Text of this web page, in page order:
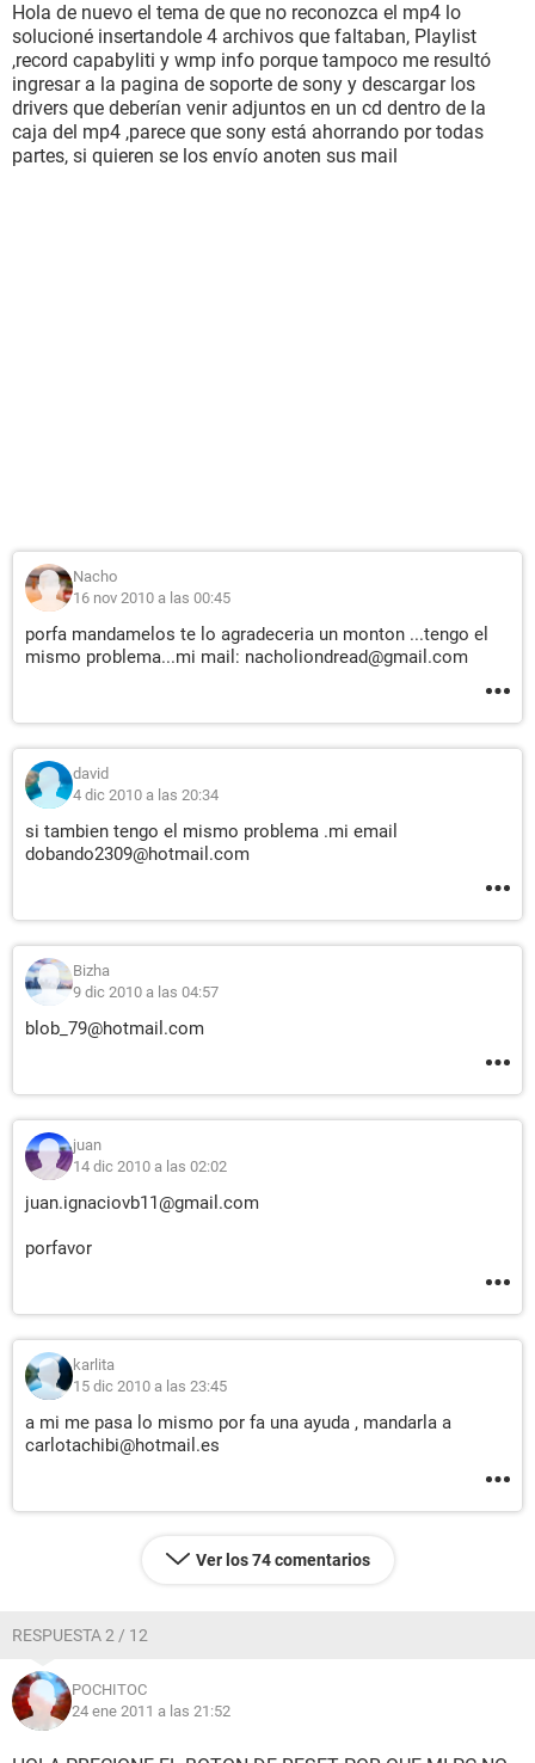
Hola de nuevo el tema de que no reconozca el mp4 lo
solucioné insertandole 4 archivos que faltaban, Playlist
,record capabyliti y wmp info porque tampoco me resultó
ingresar a la pagina de soporte de sony y descargar los
drivers que deberían venir adjuntos en un cd dentro de la
caja del mp4 ,parece que sony está ahorrando por todas
partes, si quieren se los envío anoten sus mail
Nacho
16 nov 2010 a las 00:45
porfa mandamelos te lo agradeceria un monton ...tengo el
mismo problema...mi mail: nacholiondread@gmail.com
david
4 dic 2010 a las 20:34
si tambien tengo el mismo problema .mi email
dobando2309@hotmail.com
Bizha
9 dic 2010 a las 04:57
blob_79@hotmail.com
juan
14 dic 2010 a las 02:02
juan.ignaciovb11@gmail.com
porfavor
karlita
15 dic 2010 a las 23:45
a mi me pasa lo mismo por fa una ayuda , mandarla a
carlotachibi@hotmail.es
Ver los 74 comentarios
RESPUESTA 2 / 12
POCHITOC
24 ene 2011 a las 21:52